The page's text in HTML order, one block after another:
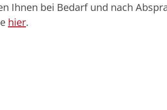
Ihnen bei Bedarf und nach
hier.